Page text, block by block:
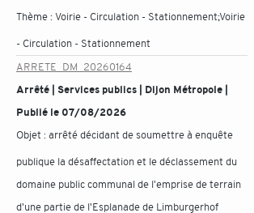
Thème :Voirie - Circulation - Stationnement;Voirie
- Circulation - Stationnement
ARRETE_DM_20260164
Arrêté | Services publics | Dijon Métropole |
Publié le 07/08/2026
Objet :arrêté décidant de soumettre à enquête
publique la désaffectation et le déclassement du
domaine public communal de l'emprise de terrain
d'une partie de l'Esplanade de Limburgerhof